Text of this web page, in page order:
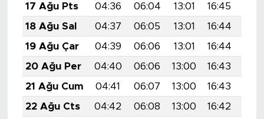
17 Ağu Pts
04:36 06:04 13:01 16:45
18 Ağu Sal
04:37 06:05 13:01 16:44
19 Ağu Çar
04:39 06:06 13:01 16:44
20 Ağu Per
04:40 06:06 13:00 16:43
21 Ağu Cum
04:41 06:07 13:00 16:43
22 Ağu Cts
04:42 06:08 13:00 16:42